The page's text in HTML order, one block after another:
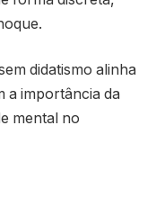
didatismo alinha
a importância da
mental no